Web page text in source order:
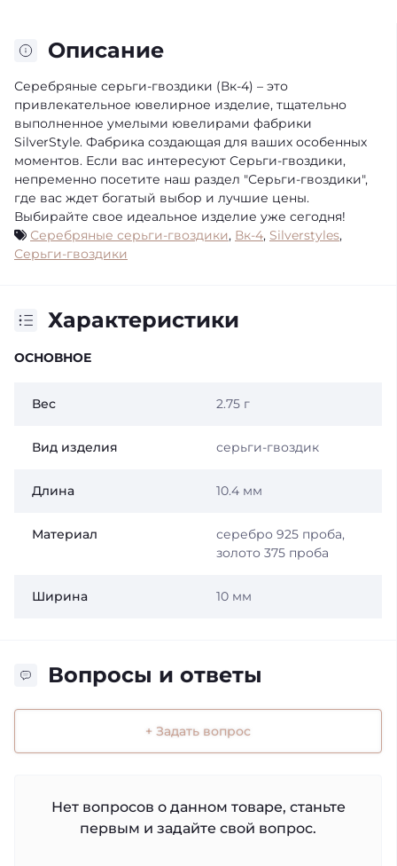
Описание
Серебряные серьги-гвоздики (Вк-4) – это
привлекательное ювелирное изделие, тщательно
выполненное умелыми ювелирами фабрики
SilverStyle. Фабрика создающая для ваших особенных
моментов. Если вас интересуют Серьги-гвоздики,
непременно посетите наш раздел "Серьги-гвоздики",
где вас ждет богатый выбор и лучшие цены.
Выбирайте свое идеальное изделие уже сегодня!
Серебряные серьги-гвоздики, Вк-4, Silverstyles,
Серьги-гвоздики
Характеристики
ОСНОВНОЕ
Вес 2.75 г
Вид изделия серьги-гвоздик
Длина 10.4 мм
Материал
серебро 925 проба,
золото 375 проба
Ширина 10 мм
Вопросы и ответы
+ Задать вопрос
Нет вопросов о данном товаре, станьте
первым и задайте свой вопрос.